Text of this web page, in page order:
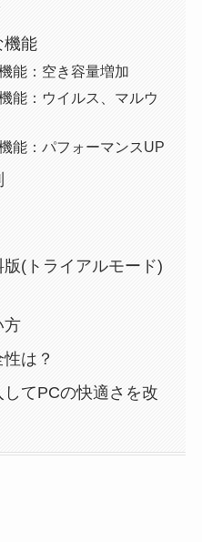
機能
能：空き容量増加
能：ウイルス、マルウ
能：パフォーマンスUP
(トライアルモード)
方
は？
てPCの快適さを改